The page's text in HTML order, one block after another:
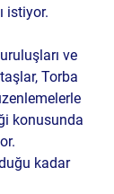
istiyor.
ve
Torba
konusunda
kadar